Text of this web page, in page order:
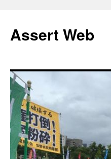
テ
ン
ス
キ
ッ
プ
Assert Web